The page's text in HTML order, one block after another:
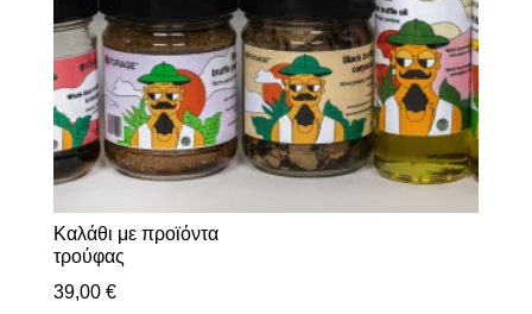
Καλάθι με προϊόντα
τρούφας
39,00 €